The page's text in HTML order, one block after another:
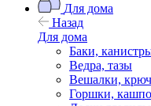
Для дома
Назад
Для дома
Баки,
Ведра, тазы
Вешалки,
Горшки,